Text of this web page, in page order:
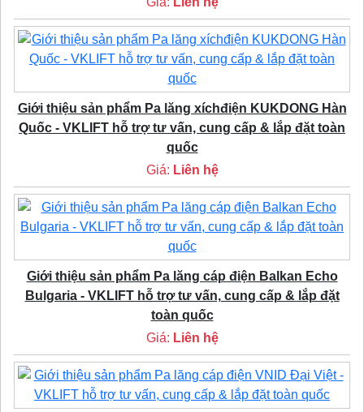
Giới thiệu sản phẩm Pa lăng xíchđiện KUKDONG Hàn
Quốc - VKLIFT hỗ trợ tư vấn, cung cấp & lắp đặt toàn
quốc
Giá: Liên hệ
Giới thiệu sản phẩm Pa lăng cáp điện Balkan Echo
Bulgaria - VKLIFT hỗ trợ tư vấn, cung cấp & lắp đặt
toàn quốc
Giá: Liên hệ